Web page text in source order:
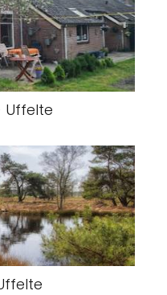
Uffelte